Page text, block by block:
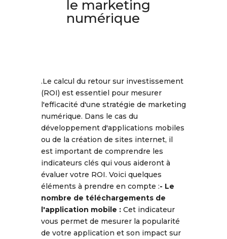
le marketing
numérique
.Le calcul du retour sur investissement
(ROI) est essentiel pour mesurer
l'efficacité d'une stratégie de marketing
numérique. Dans le cas du
développement d'applications mobiles
ou de la création de sites internet, il
est important de comprendre les
indicateurs clés qui vous aideront à
évaluer votre ROI. Voici quelques
éléments à prendre en compte :- Le
nombre de téléchargements de
l'application mobile : Cet indicateur
vous permet de mesurer la popularité
de votre application et son impact sur